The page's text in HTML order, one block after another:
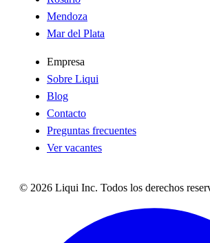
Mendoza
Mar del Plata
Empresa
Sobre Liqui
Blog
Contacto
Preguntas frecuentes
Ver vacantes
© 2026 Liqui Inc. Todos los derechos